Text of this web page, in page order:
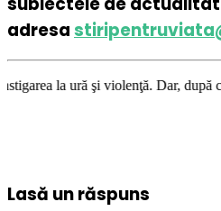
adresa
violenţă. Dar, după cum
Lasă un răspuns